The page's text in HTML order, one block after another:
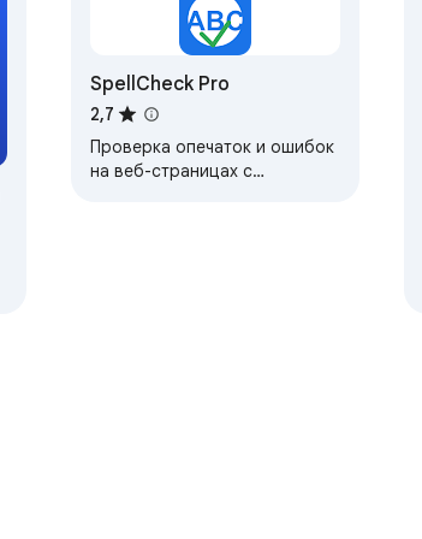
SpellCheck Pro
2,7
Проверка опечаток и ошибок
на веб-страницах с